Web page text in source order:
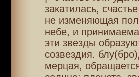
закатилась,
не изменяющая
небе, и
эти звезды
созвездия.
мерцая,